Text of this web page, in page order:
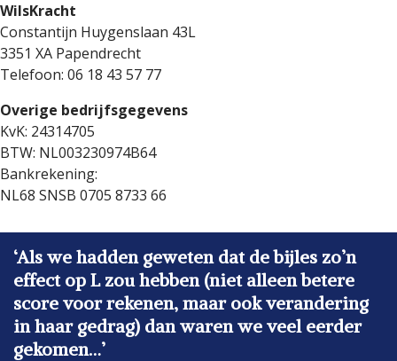
WilsKracht
Constantijn Huygenslaan 43L
3351 XA Papendrecht
Telefoon: 06 18 43 57 77
Overige bedrijfsgegevens
KvK: 24314705
BTW: NL003230974B64
Bankrekening:
NL68 SNSB 0705 8733 66
‘Als we hadden geweten dat de bijles zo’n
effect op L zou hebben (niet alleen betere
score voor rekenen, maar ook verandering
in haar gedrag) dan waren we veel eerder
gekomen…’